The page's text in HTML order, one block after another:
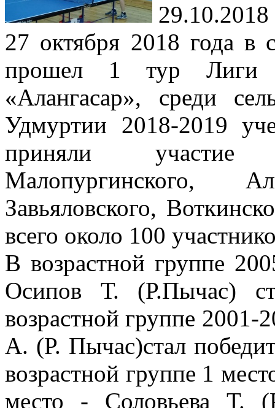
29.10.2018
27 октября 2018 года в
прошел 1 тур Лиги
«Алангасар», среди
Удмуртии 2018-2019
приняли участие
Малопургинского,
Завьяловского,
всего около 100
В возрастной группе
Осипов Т. (Р.Пычас)
возрастной группе
А. (Р. Пычас)стал
возрастной группе 1
место - Соловьева Т.